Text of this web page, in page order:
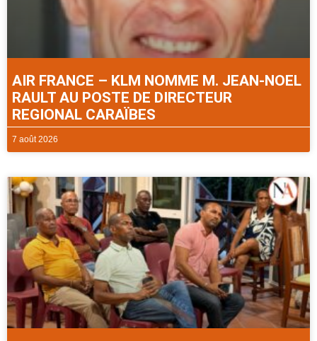
AIR FRANCE – KLM NOMME M. JEAN-NOEL
RAULT AU POSTE DE DIRECTEUR
REGIONAL CARAÏBES
7 août 2026